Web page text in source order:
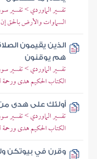
تفسير الماوردي > تفسير
السماوات والأرض بالحق
الذين يقيمون
هم يوقنون
تفسير الماوردي > تفسير
الكتاب الحكيم هدى ورحمة
أولئك على هدى
تفسير الماوردي > تفسير
الكتاب الحكيم هدى ورحمة
وقرن في بيوتكن